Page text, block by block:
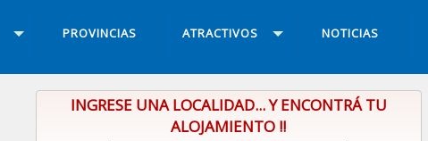
PROVINCIAS ATRACTIVOS NOTICIAS
INGRESE UNA LOCALIDAD... Y ENCONTRÁ TU
ALOJAMIENTO !!